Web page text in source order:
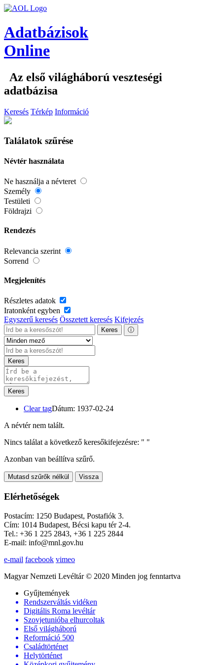
Adatbázisok
Online
Az első világháború veszteségi
adatbázisa
Keresés Térkép Információ
Találatok szűrése
Névtér használata
Ne használja a névteret
Személy
Testületi
Földrajzi
Rendezés
Relevancia szerint
Sorrend
Megjelenítés
Részletes adatok
Iratonként egyben
Egyszerű keresés Összetett keresés Kifejezés
Keres ⓘ
Keres
Keres
Clear tagDátum: 1937-02-24
A névtér nem talált.
Nincs találat a következő keresőkifejezésre: " "
Azonban van beállítva szűrő.
Mutasd szűrők nélkül Vissza
Elérhetőségek
Postacím: 1250 Budapest, Postafiók 3.
Cím: 1014 Budapest, Bécsi kapu tér 2-4.
Tel.: +36 1 225 2843, +36 1 225 2844
E-mail: info@mnl.gov.hu
e-mail facebook vimeo
Magyar Nemzeti Levéltár © 2020 Minden jog fenntartva
Gyűjtemények
Rendszerváltás vidéken
Digitális Roma levéltár
Szovjetunióba elhurcoltak
Első világháború
Reformáció 500
Családtörténet
Helytörténet